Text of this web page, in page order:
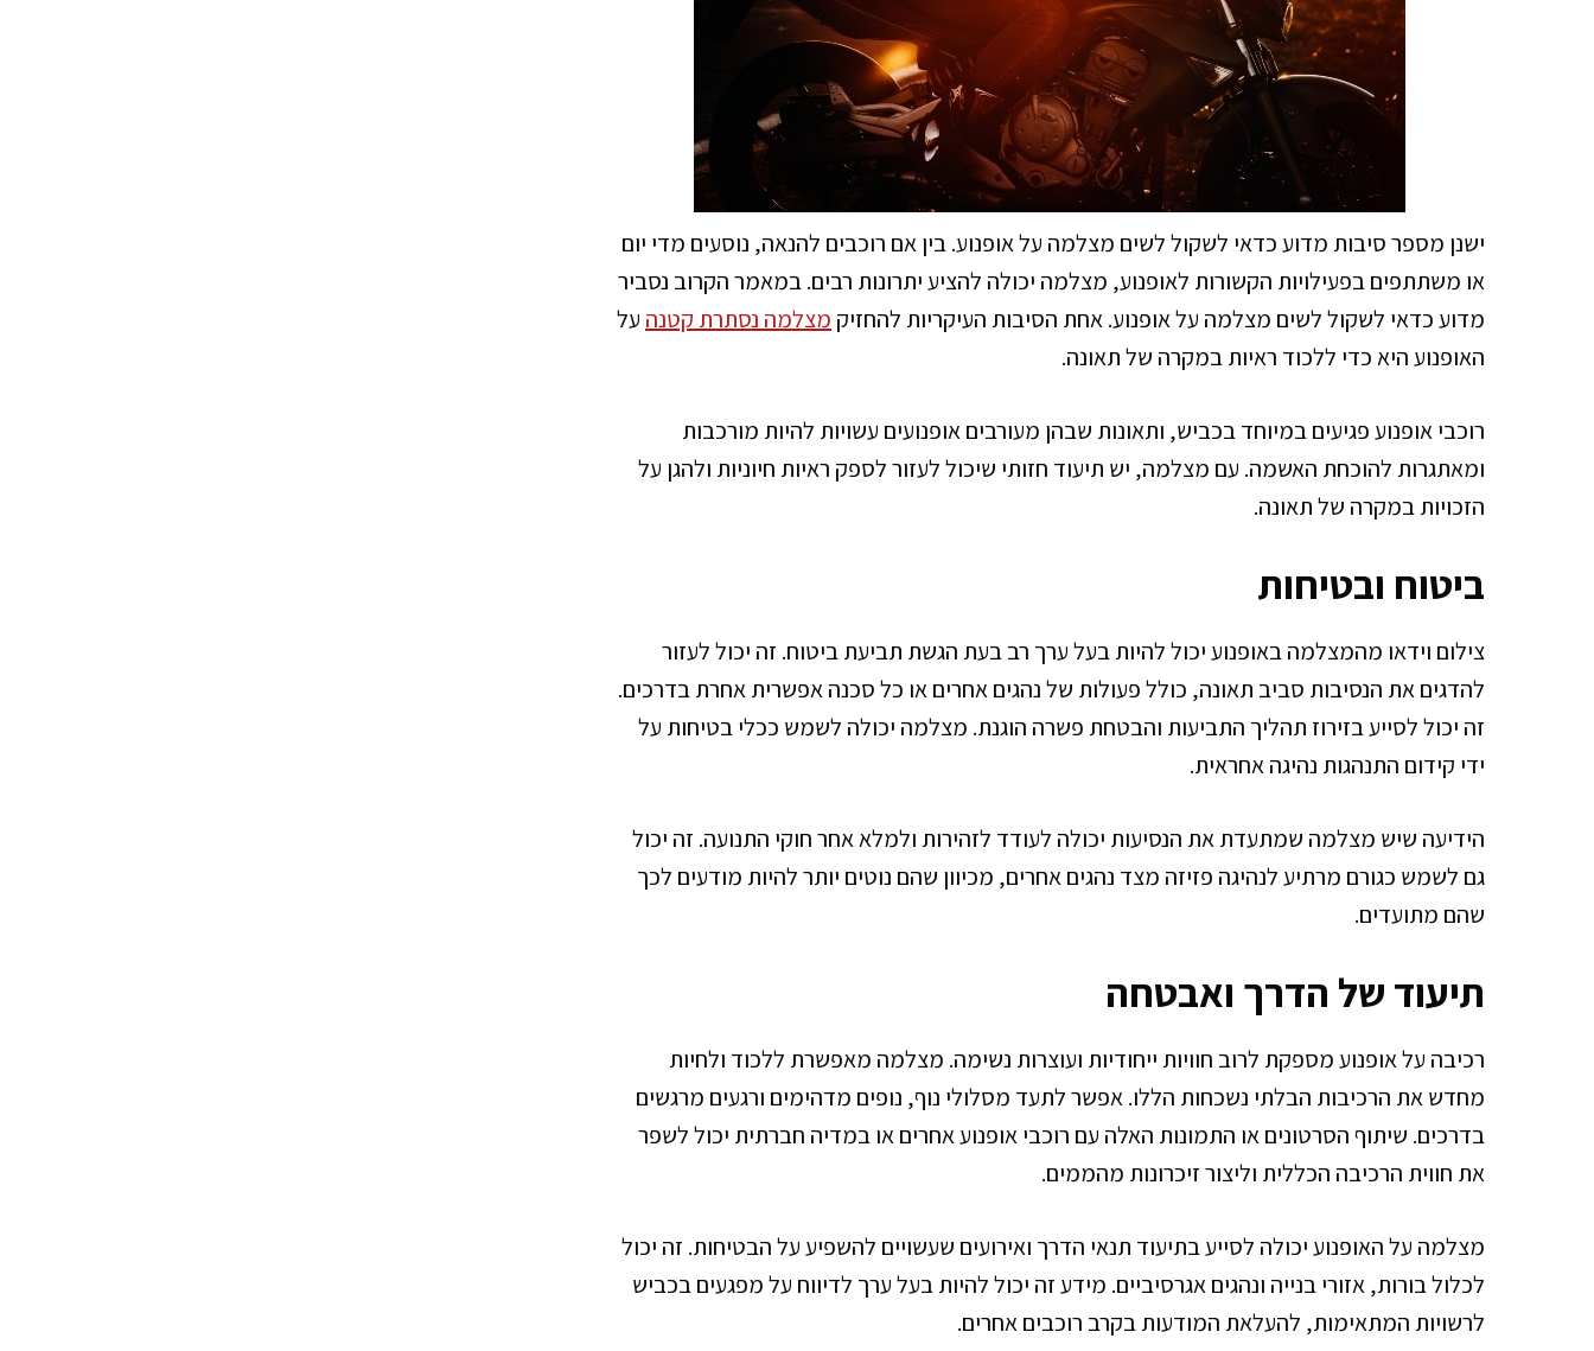
ישנן מספר סיבות מדוע כדאי לשקול לשים מצלמה על אופנוע. בין אם רוכבים להנאה, נוסעים מדי יום
או משתתפים בפעילויות הקשורות לאופנוע, מצלמה יכולה להציע יתרונות רבים. במאמר הקרוב נסביר
מדוע כדאי לשקול לשים מצלמה על אופנוע. אחת הסיבות העיקריות להחזיק מצלמה נסתרת קטנה על
האופנוע היא כדי ללכוד ראיות במקרה של תאונה.
רוכבי אופנוע פגיעים במיוחד בכביש, ותאונות שבהן מעורבים אופנועים עשויות להיות מורכבות
ומאתגרות להוכחת האשמה. עם מצלמה, יש תיעוד חזותי שיכול לעזור לספק ראיות חיוניות ולהגן על
הזכויות במקרה של תאונה.
ביטוח ובטיחות
צילום וידאו מהמצלמה באופנוע יכול להיות בעל ערך רב בעת הגשת תביעת ביטוח. זה יכול לעזור
להדגים את הנסיבות סביב תאונה, כולל פעולות של נהגים אחרים או כל סכנה אפשרית אחרת בדרכים.
זה יכול לסייע בזירוז תהליך התביעות והבטחת פשרה הוגנת. מצלמה יכולה לשמש ככלי בטיחות על
ידי קידום התנהגות נהיגה אחראית.
הידיעה שיש מצלמה שמתעדת את הנסיעות יכולה לעודד לזהירות ולמלא אחר חוקי התנועה. זה יכול
גם לשמש כגורם מרתיע לנהיגה פזיזה מצד נהגים אחרים, מכיוון שהם נוטים יותר להיות מודעים לכך
שהם מתועדים.
תיעוד של הדרך ואבטחה
רכיבה על אופנוע מספקת לרוב חוויות ייחודיות ועוצרות נשימה. מצלמה מאפשרת ללכוד ולחיות
מחדש את הרכיבות הבלתי נשכחות הללו. אפשר לתעד מסלולי נוף, נופים מדהימים ורגעים מרגשים
בדרכים. שיתוף הסרטונים או התמונות האלה עם רוכבי אופנוע אחרים או במדיה חברתית יכול לשפר
את חווית הרכיבה הכללית וליצור זיכרונות מהממים.
מצלמה על האופנוע יכולה לסייע בתיעוד תנאי הדרך ואירועים שעשויים להשפיע על הבטיחות. זה יכול
לכלול בורות, אזורי בנייה ונהגים אגרסיביים. מידע זה יכול להיות בעל ערך לדיווח על מפגעים בכביש
לרשויות המתאימות, להעלאת המודעות בקרב רוכבים אחרים.